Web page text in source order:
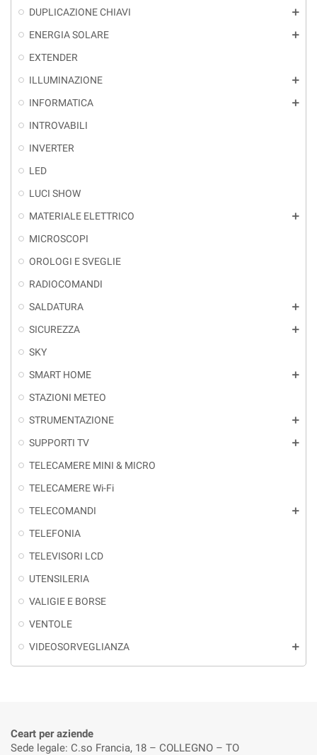
DUPLICAZIONE CHIAVI add
ENERGIA SOLARE add
EXTENDER
ILLUMINAZIONE
add
INFORMATICA add
INTROVABILI
INVERTER
LED
LUCI SHOW
MATERIALE ELETTRICO
add
MICROSCOPI
OROLOGI E SVEGLIE
RADIOCOMANDI
SALDATURA
add
SICUREZZA add
SKY
SMART HOME
add
STAZIONI METEO
STRUMENTAZIONE
add
SUPPORTI TV add
TELECAMERE MINI & MICRO
TELECAMERE Wi-Fi
TELECOMANDI
add
TELEFONIA
TELEVISORI LCD
UTENSILERIA
VALIGIE E BORSE
VENTOLE
VIDEOSORVEGLIANZA
add
Ceart per aziende
Sede legale: C.so Francia, 18 – COLLEGNO – TO